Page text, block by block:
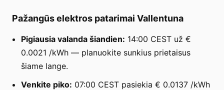
Pažangūs elektros patarimai Vallentuna
Pigiausia valanda šiandien: 14:00 CEST už €
0.0021 /kWh — planuokite sunkius prietaisus
šiame lange.
Venkite piko: 07:00 CEST pasiekia € 0.0137 /kWh